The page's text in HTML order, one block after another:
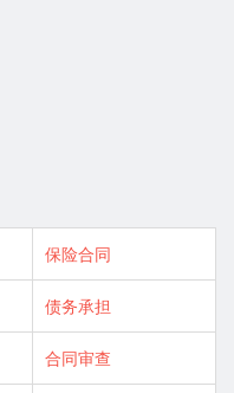
保险合同
债务承担
合同审查